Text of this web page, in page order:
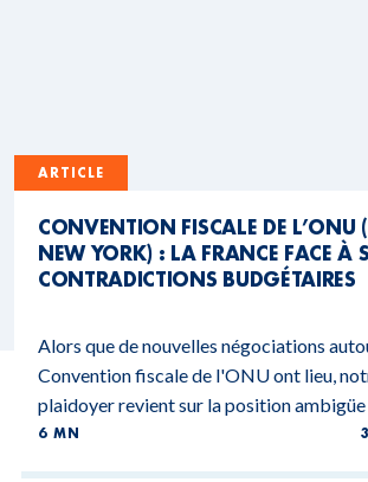
ARTICLE
CONVENTION FISCALE DE
NEW YORK) : LA FRANCE FACE À
CONTRADICTIONS BUDGÉTAIRES
Alors que de nouvelles négociations
Convention fiscale de l'ONU ont lieu,
plaidoyer revient sur la position ambigüe
6 MN